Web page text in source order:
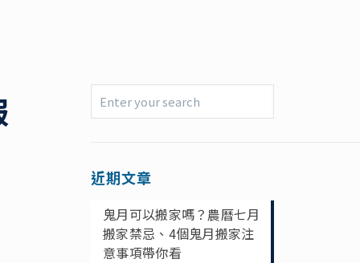
近期文章
鬼月可以搬家嗎？農曆七月
搬家禁忌、4個鬼月搬家注
意事項帶你看